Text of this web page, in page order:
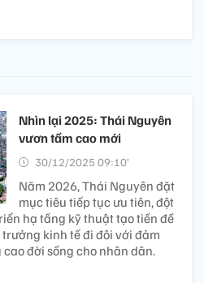
Nhìn lại 2025: Thái Nguyên
vươn tầm cao mới
30/12/2025 09:10’
Năm 2026, Thái Nguyên đặt
mục tiêu tiếp tục ưu tiên, đột
hạ tầng kỹ thuật tạo tiền đề
kinh tế đi đôi với đảm
đời sống cho nhân dân.